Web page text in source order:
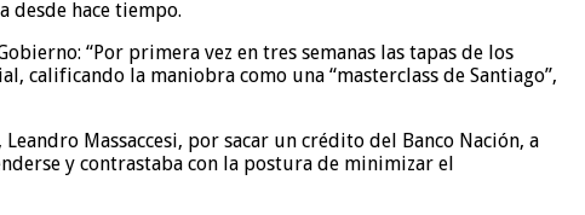
desde hace tiempo.
“Por primera vez en tres semanas las tapas de los
calificando la maniobra como una “masterclass de Santiago”,
Massaccesi, por sacar un crédito del Banco Nación, a
y contrastaba con la postura de minimizar el